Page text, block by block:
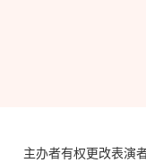
主办者有权更改表演